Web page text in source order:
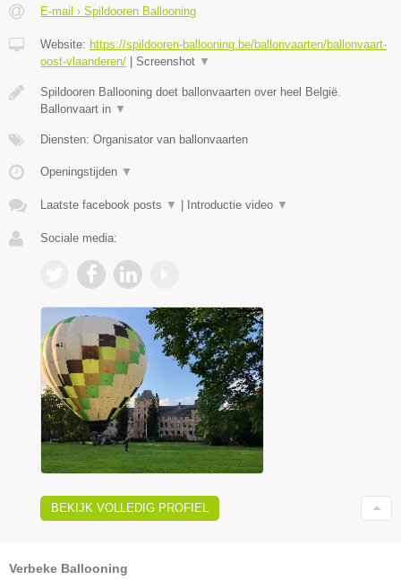
E-mail › Spildooren Ballooning
Website: https://spildooren-ballooning.be/ballonvaarten/ballonvaart-
oost-vlaanderen/ | Screenshot ▼
Spildooren Ballooning doet ballonvaarten over heel België.
Ballonvaart in ▼
Diensten: Organisator van ballonvaarten
Openingstijden ▼
Laatste facebook posts ▼ | Introductie video ▼
Sociale media:
BEKIJK VOLLEDIG PROFIEL
Verbeke Ballooning